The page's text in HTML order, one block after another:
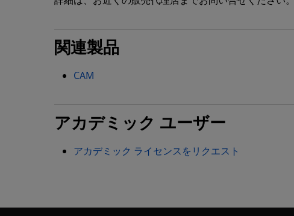
関連製品
CAM
アカデミック ユーザー
アカデミック ライセンスをリクエスト